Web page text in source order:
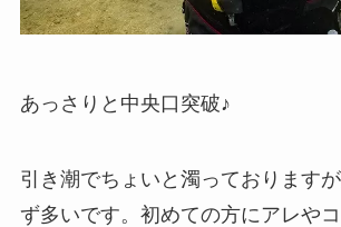
あっさりと中央口突破♪
引き潮でちょいと濁っております
ず多いです。初めての方にアレや